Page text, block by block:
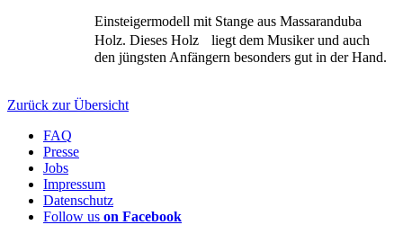
Einsteigermodell mit Stange aus Massaranduba
Holz. Dieses Holz liegt dem Musiker und auch
den jüngsten Anfängern besonders gut in der Hand.
Zurück zur Übersicht
FAQ
Presse
Jobs
Impressum
Datenschutz
Follow us on Facebook